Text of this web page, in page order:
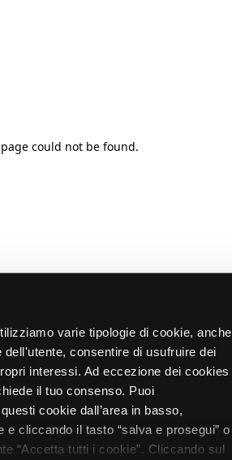
varie tipologie di cookie, anche
consentire di usufruire dei
interessi. Ad eccezione dei cookies
il tuo consenso. Puoi
cookie dall’area in basso,
cliccando il tasto “salva e prosegui” o
“Accetta tutti i cookie”. Cliccando sul
could not be found.